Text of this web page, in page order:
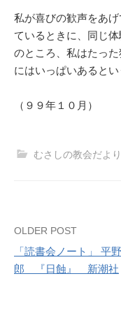
私が喜びの歓声をあ
ているときに、同じ
のところ、私はたっ
にはいっぱいあるとい
（９９年１０月）
むさしの教会だより
Post
navigation
OLDER POST
「読書会ノート」 平
郎 『日蝕』 新潮社